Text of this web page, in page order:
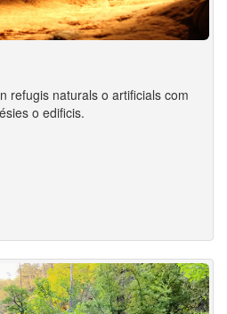
refugis naturals o artificials com
o edificis.